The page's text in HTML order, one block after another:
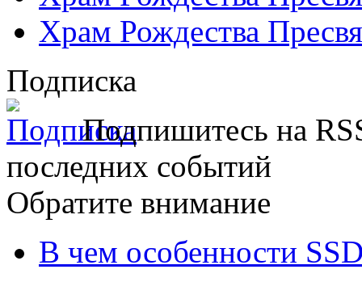
Храм Рождества
Подписка
Подпишитесь на
последних событий
Обратите внимание
В чем особенности